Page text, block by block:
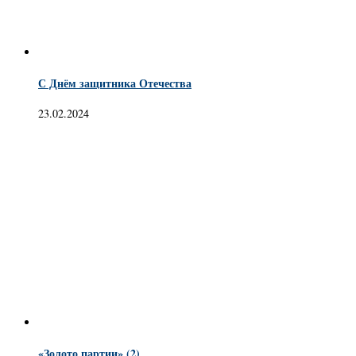
С Днём защитника Отечества
23.02.2024